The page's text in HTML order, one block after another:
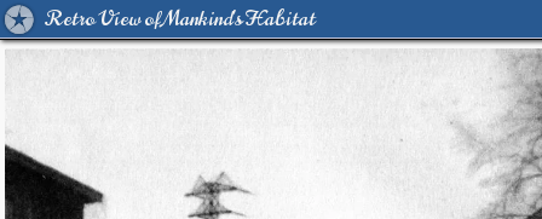
Retro View of Mankind's Habitat